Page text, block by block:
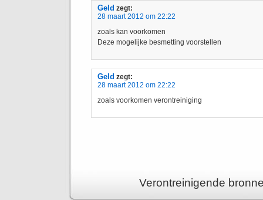
Geld zegt:
28 maart 2012 om 22:22
zoals kan voorkomen
Deze mogelijke besmetting voorstellen
Geld zegt:
28 maart 2012 om 22:22
zoals voorkomen verontreiniging
Verontreinigende